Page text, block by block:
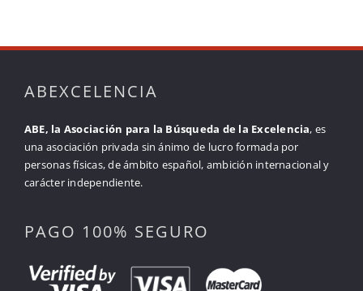
ABEXCELENCIA
ABE, la Asociación para la Búsqueda de la Excelencia, es
una asociación privada sin ánimo de lucro formada por
personas físicas, de ámbito español, ambición internacional y
carácter independiente.
PAGO 100% SEGURO